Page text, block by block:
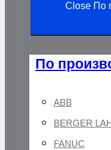
Close По
По
ABB
BERGER
FANUC